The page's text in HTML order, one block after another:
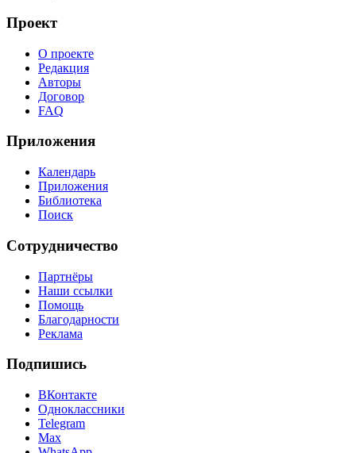
Проект
О проекте
Редакция
Авторы
Договор
FAQ
Приложения
Календарь
Приложения
Библиотека
Поиск
Сотрудничество
Партнёры
Наши ссылки
Помощь
Благодарности
Реклама
Подпишись
ВКонтакте
Одноклассники
Telegram
Max